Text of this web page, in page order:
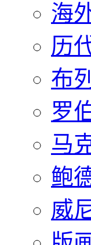
海
历
布
罗
马
鲍
威